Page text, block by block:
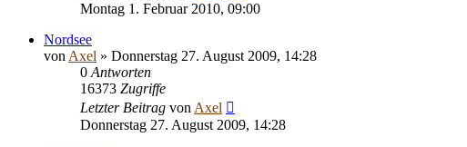
Montag 1. Februar 2010, 09:00
Nordsee
von Axel » Donnerstag 27. August 2009, 14:28
0 Antworten
16373 Zugriffe
Letzter Beitrag von Axel
Donnerstag 27. August 2009, 14:28